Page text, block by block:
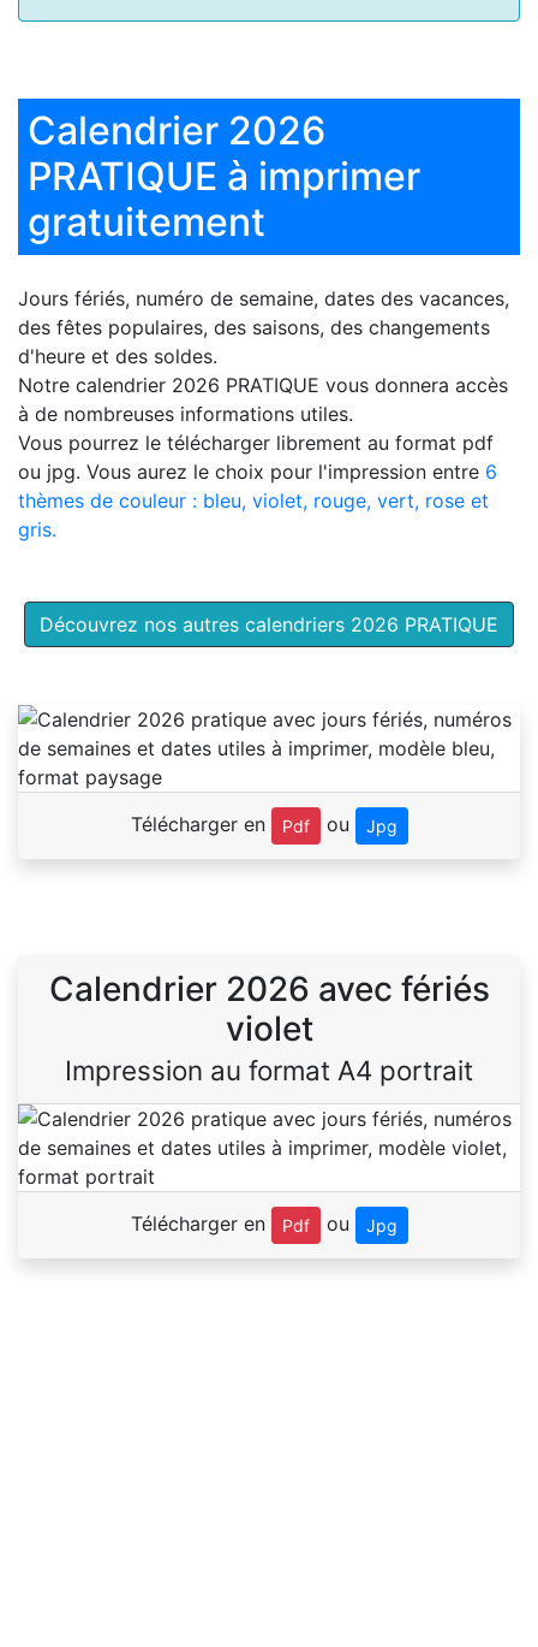
Calendrier 2026
PRATIQUE à imprimer
gratuitement
Jours fériés, numéro de semaine, dates des vacances,
des fêtes populaires, des saisons, des changements
d'heure et des soldes.
Notre calendrier 2026 PRATIQUE vous donnera accès
à de nombreuses informations utiles.
Vous pourrez le télécharger librement au format pdf
ou jpg. Vous aurez le choix pour l'impression entre 6
thèmes de couleur : bleu, violet, rouge, vert, rose et
gris.
Découvrez nos autres calendriers 2026 PRATIQUE
Télécharger en Pdf ou Jpg
Calendrier 2026 avec fériés
violet
Impression au format A4 portrait
Télécharger en Pdf ou Jpg